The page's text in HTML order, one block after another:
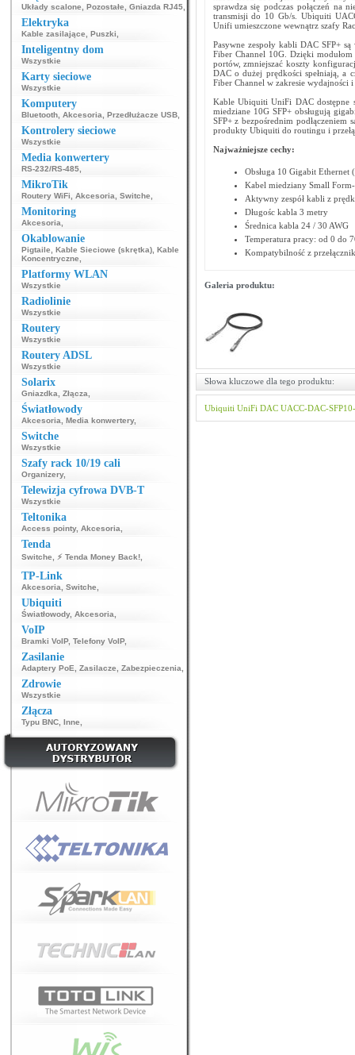
Układy scalone Pozostałe Gniazda RJ45
Elektryka
Kable zasilające Puszki
Inteligentny dom
Wszystkie
Karty sieciowe
Wszystkie
Komputery
Bluetooth Akcesoria Przedłużacze USB
Kontrolery sieciowe
Wszystkie
Media konwertery
RS-232/RS-485
MikroTik
Routery WiFi Akcesoria Switche
Monitoring
Akcesoria
Okablowanie
Pigtaile Kable Sieciowe (skrętka) Kable
Koncentryczne
Platformy WLAN
Wszystkie
Radiolinie
Wszystkie
Routery
Wszystkie
Routery ADSL
Wszystkie
Solarix
Gniazdka Złącza
Światłowody
Akcesoria Media konwertery,
Switche
Wszystkie
Szafy rack 10/19 cali
Organizery,
Telewizja cyfrowa DVB-T
Wszystkie
Teltonika
Access pointy, Akcesoria
Tenda
Switche ⚡ Tenda Money Back!
TP-Link
Akcesoria Switche
Ubiquiti
Światłowody, Akcesoria
VoIP
Bramki VoIP, Telefony VoIP,
Zasilanie
Adaptery PoE Zasilacze Zabezpieczenia
Zdrowie
Wszystkie
Złącza
Typu BNC Inne
sprawdza się podczas połączeń na
transmisji do 10 Gb/s. Ubiquiti
Unifi umieszczone wewnątrz szafy
Pasywne zespoły kabli DAC SFP+
Fiber Channel 10G. Dzięki
portów, zmniejszać koszty
DAC o dużej prędkości spełniają, a
Fiber Channel w zakresie wydajności
Kable Ubiquiti UniFi DAC dostępne
miedziane 10G SFP+ obsługują
SFP+ z bezpośrednim
produkty Ubiquiti do routingu i
Najważniejsze cechy:
Obsługa 10 Gigabit Ethernet
Kabel miedziany Small
Aktywny zespół kabli z
Długośc kabla 3 metry
Średnica kabla 24 / 30 AWG
Temperatura pracy: od 0 do
Kompatybilność z
Galeria produktu:
Słowa kluczowe dla tego produktu:
Ubiquiti UniFi DAC UACC-DAC-